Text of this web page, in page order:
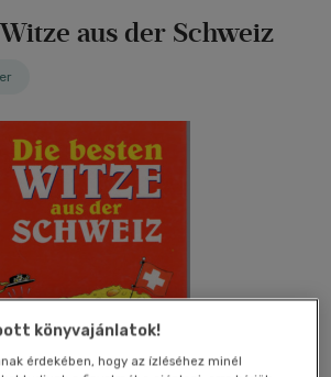
aus der Schweiz
könyvajánlatok!
érdekében, hogy az ízléséhez minél